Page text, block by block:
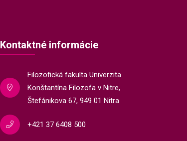
Kontaktné informácie
Filozofická fakulta Univerzita
Konštantína Filozofa v Nitre,
Štefánikova 67, 949 01 Nitra
+421 37 6408 500